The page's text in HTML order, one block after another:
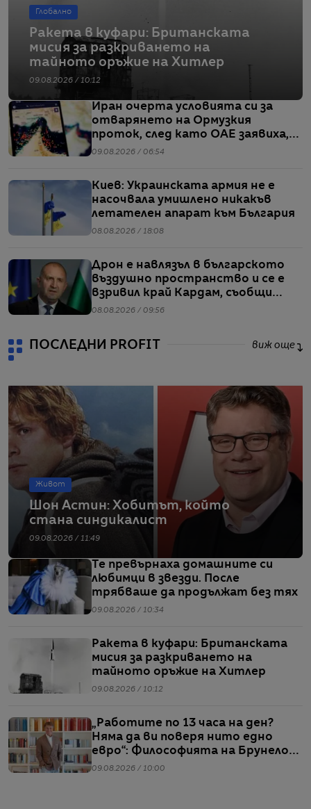
Глобално
Ракета в куфари: Британската
мисия за разкриването на
тайното оръжие на Хитлер
09.08.2026 / 10:12
Иран очерта условията си за
отварянето на Ормузкия
проток, след като ОАЕ заявиха,
че един от корабите им е бил
09.08.2026 / 06:54
Киев: Украинската армия не е
насочвала умишлено никакъв
летателен апарат към България
08.08.2026 / 18:08
Дрон е навлязъл в българското
въздушно пространство и се е
взривил край Кардам, съобщи
Радев
08.08.2026 / 09:56
ПОСЛЕДНИ PROFIT виж още
Живот
Шон Астин: Хобитът, който
стана синдикалист
09.08.2026 / 11:49
Те превърнаха домашните си
любимци в звезди. После
трябваше да продължат без тях
09.08.2026 / 10:34
Ракета в куфари: Британската
мисия за разкриването на
тайното оръжие на Хитлер
09.08.2026 / 10:12
„Работите по 13 часа на ден?
Няма да ви поверя нито едно
евро“: Философията на Брунело
Кучинели за бизнеса и живота
09.08.2026 / 10:00